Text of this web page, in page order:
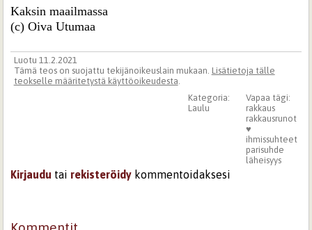
Kaksin maailmassa
(c) Oiva Utumaa
Luotu 11.2.2021
Tämä teos on suojattu tekijänoikeuslain mukaan. Lisätietoja tälle
teokselle määritetystä käyttöoikeudesta.
Vapaa tägi:
rakkaus
rakkausrunot
♥
ihmissuhteet
parisuhde
läheisyys
Kategoria:
Laulu
Kirjaudu tai rekisteröidy kommentoidaksesi